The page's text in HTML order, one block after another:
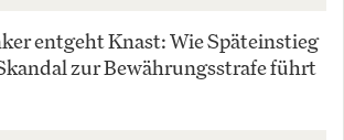
entgeht Knast: Wie Späteinstieg
zur Bewährungsstrafe führt